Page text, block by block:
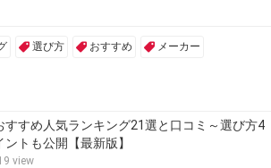
選び方 おすすめ メーカー
すすめ人気ランキング21選と口コミ～選び方4
ントも公開【最新版】
view